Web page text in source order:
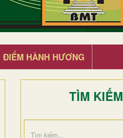
ĐIỂM HÀNH HƯƠNG
TÌM KIẾM